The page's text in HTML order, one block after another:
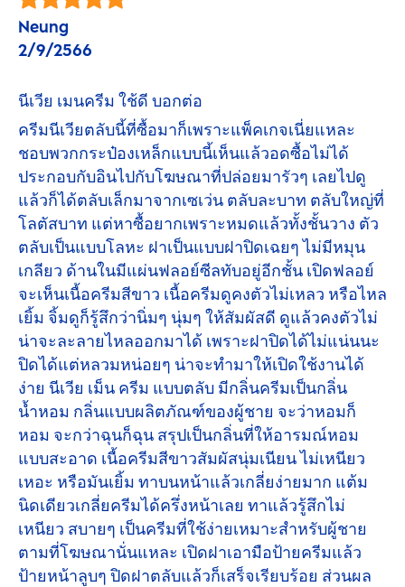
Neung
2/9/2566
นีเวีย เมนครีม ใช้ดี บอกต่อ
ครีมนีเวียตลับนี้ที่ซื้อมาก็เพราะแพ็คเกจเนี่ยแหละ
ชอบพวกกระป๋องเหล็กแบบนี้เห็นแล้วอดซื้อไม่ได้
ประกอบกับอินไปกับโฆษณาที่ปล่อยมารัวๆ เลยไปดู
แล้วก็ได้ตลับเล็กมาจากเซเว่น ตลับละบาท ตลับใหญ่ที่
โลตัสบาท แต่หาซื้อยากเพราะหมดแล้วทั้งชั้นวาง ตัว
ตลับเป็นแบบโลหะ ฝาเป็นแบบฝาปิดเฉยๆ ไม่มีหมุน
เกลียว ด้านในมีแผ่นฟลอย์ซีลทับอยู่อีกชั้น เปิดฟลอย์
จะเห็นเนื้อครีมสีขาว เนื้อครีมดูคงตัวไม่เหลว หรือไหล
เยิ้ม จิ้มดูก็รู้สึกว่านิ่มๆ นุ่มๆ ให้สัมผัสดี ดูแล้วคงตัวไม่
น่าจะละลายไหลออกมาได้ เพราะฝาปิดได้ไม่แน่นนะ
ปิดได้แต่หลวมหน่อยๆ น่าจะทำมาให้เปิดใช้งานได้
ง่าย นีเวีย เม็น ครีม แบบตลับ มีกลิ่นครีมเป็นกลิ่น
น้ำหอม กลิ่นแบบผลิตภัณฑ์ของผู้ชาย จะว่าหอมก็
หอม จะกว่าฉุนก็ฉุน สรุปเป็นกลิ่นที่ให้อารมณ์หอม
แบบสะอาด เนื้อครีมสีขาวสัมผัสนุ่มเนียน ไม่เหนียว
เหอะ หรือมันเยิ้ม ทาบนหน้าแล้วเกลี่ยง่ายมาก แต้ม
นิดเดียวเกลี่ยครีมได้ครึ่งหน้าเลย ทาแล้วรู้สึกไม่
เหนียว สบายๆ เป็นครีมที่ใช้ง่ายเหมาะสำหรับผู้ชาย
ตามที่โฆษณานั่นแหละ เปิดฝาเอามือป้ายครีมแล้ว
ป้ายหน้าลูบๆ ปิดฝาตลับแล้วก็เสร็จเรียบร้อย ส่วนผล